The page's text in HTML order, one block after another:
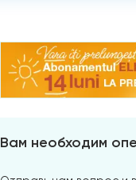
Вам необходим